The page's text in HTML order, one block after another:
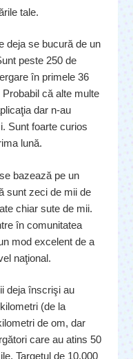
tale.
deja se bucură de un
peste 250 de
în primele 36
că alte multe
dar n-au
Sunt foarte curios
lună.
bazează pe un
sunt zeci de mii de
chiar sute de mii.
în comunitatea
mod excelent de a
naţional.
deja înscrişi au
(de la
de om, dar
care au atins 50
Targetul de 10.000